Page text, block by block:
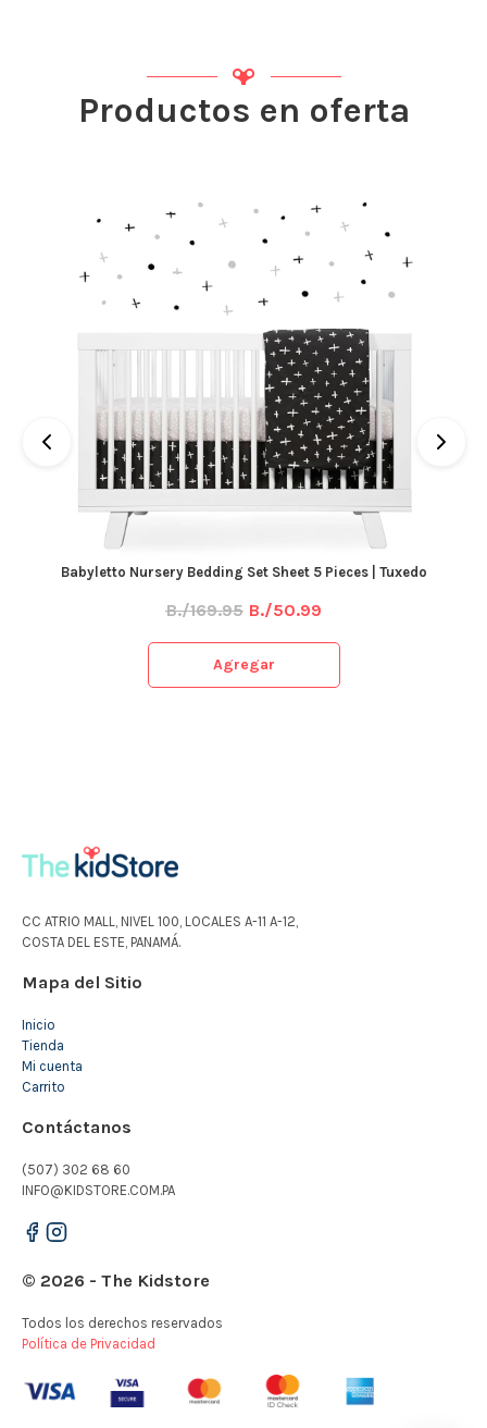
Productos en oferta
Babyletto Nursery Bedding Set Sheet 5 Pieces | Tuxedo
B./169.95 B./50.99
Agregar
CC ATRIO MALL, NIVEL 100, LOCALES A-11 A-12,
COSTA DEL ESTE, PANAMÁ.
Mapa del Sitio
Inicio
Tienda
Mi cuenta
Carrito
Contáctanos
(507) 302 68 60
INFO@KIDSTORE.COM.PA
© 2026 - The Kidstore
Todos los derechos reservados
Política de Privacidad